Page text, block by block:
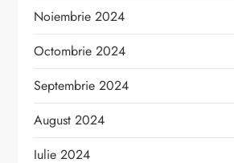
Noiembrie 2024
Octombrie 2024
Septembrie 2024
August 2024
Iulie 2024